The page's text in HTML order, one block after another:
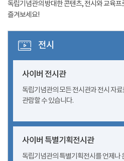
독립기념관의 방대한 콘텐츠, 전시와 교육
즐겨보세요!
전시
사이버 전시관
독립기념관의 모든 전시관과 전시 자
관람할 수 있습니다.
사이버 특별기획전시관
독립기념관의 특별기획전시를 언제나